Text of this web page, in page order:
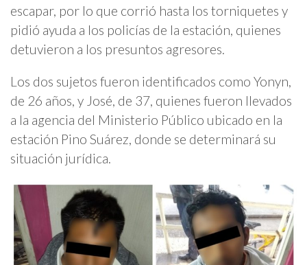
escapar, por lo que corrió hasta los torniquetes y
pidió ayuda a los policías de la estación, quienes
detuvieron a los presuntos agresores.
Los dos sujetos fueron identificados como Yonyn,
de 26 años, y José, de 37, quienes fueron llevados
a la agencia del Ministerio Público ubicado en la
estación Pino Suárez, donde se determinará su
situación jurídica.